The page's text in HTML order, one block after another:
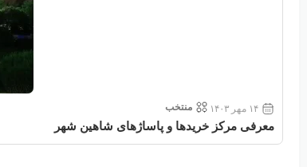
۱۴ مهر ۱۴۰۳ منتخب
معرفی مرکز خریدها و پاساژهای شاهین شهر